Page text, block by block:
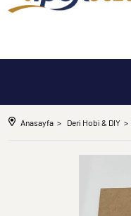
Anasayfa Deri Hobi & DIY